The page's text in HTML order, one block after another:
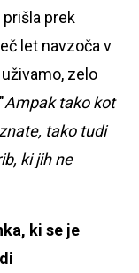
prek
let navzoča v
zelo
Ampak tako kot
tako tudi
ki jih ne
ki se je